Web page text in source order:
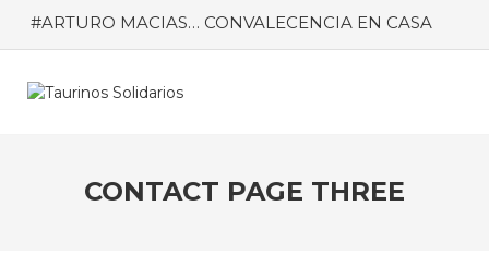
#ARTURO MACIAS… CONVALECENCIA EN CASA
#APORTACION MEXICANA PARA CALI
#“LAS VENTAS” ROZÓ EL MILLÓN DE ASISTENTES
Las cifras reveladas por la empresa del tauródromo
CONTACT PAGE THREE